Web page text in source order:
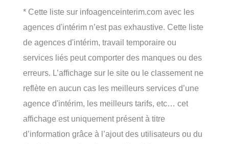
* Cette liste sur infoagenceinterim.com avec les
agences d'intérim n’est pas exhaustive. Cette liste
de agences d'intérim, travail temporaire ou
services liés peut comporter des manques ou des
erreurs. L’affichage sur le site ou le classement ne
reflète en aucun cas les meilleurs services d’une
agence d'intérim, les meilleurs tarifs, etc… cet
affichage est uniquement présent à titre
d’information grâce à l’ajout des utilisateurs ou du